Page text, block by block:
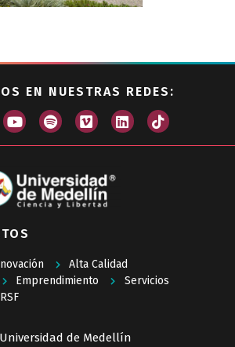
EN NUESTRAS REDES:
Alta Calidad
Emprendimiento
Servicios
Universidad de Medellín